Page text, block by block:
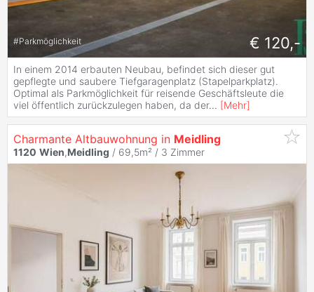
#Parkmöglichkeit € 120,-
In einem 2014 erbauten Neubau, befindet sich dieser gut
gepflegte und saubere Tiefgaragenplatz (Stapelparkplatz).
Optimal als Parkmöglichkeit für reisende Geschäftsleute die
viel öffentlich zurückzulegen haben, da der... [Mehr]
Charmante Altbauwohnung in Meidling
1120 Wien,Meidling / 69,5m² / 3 Zimmer